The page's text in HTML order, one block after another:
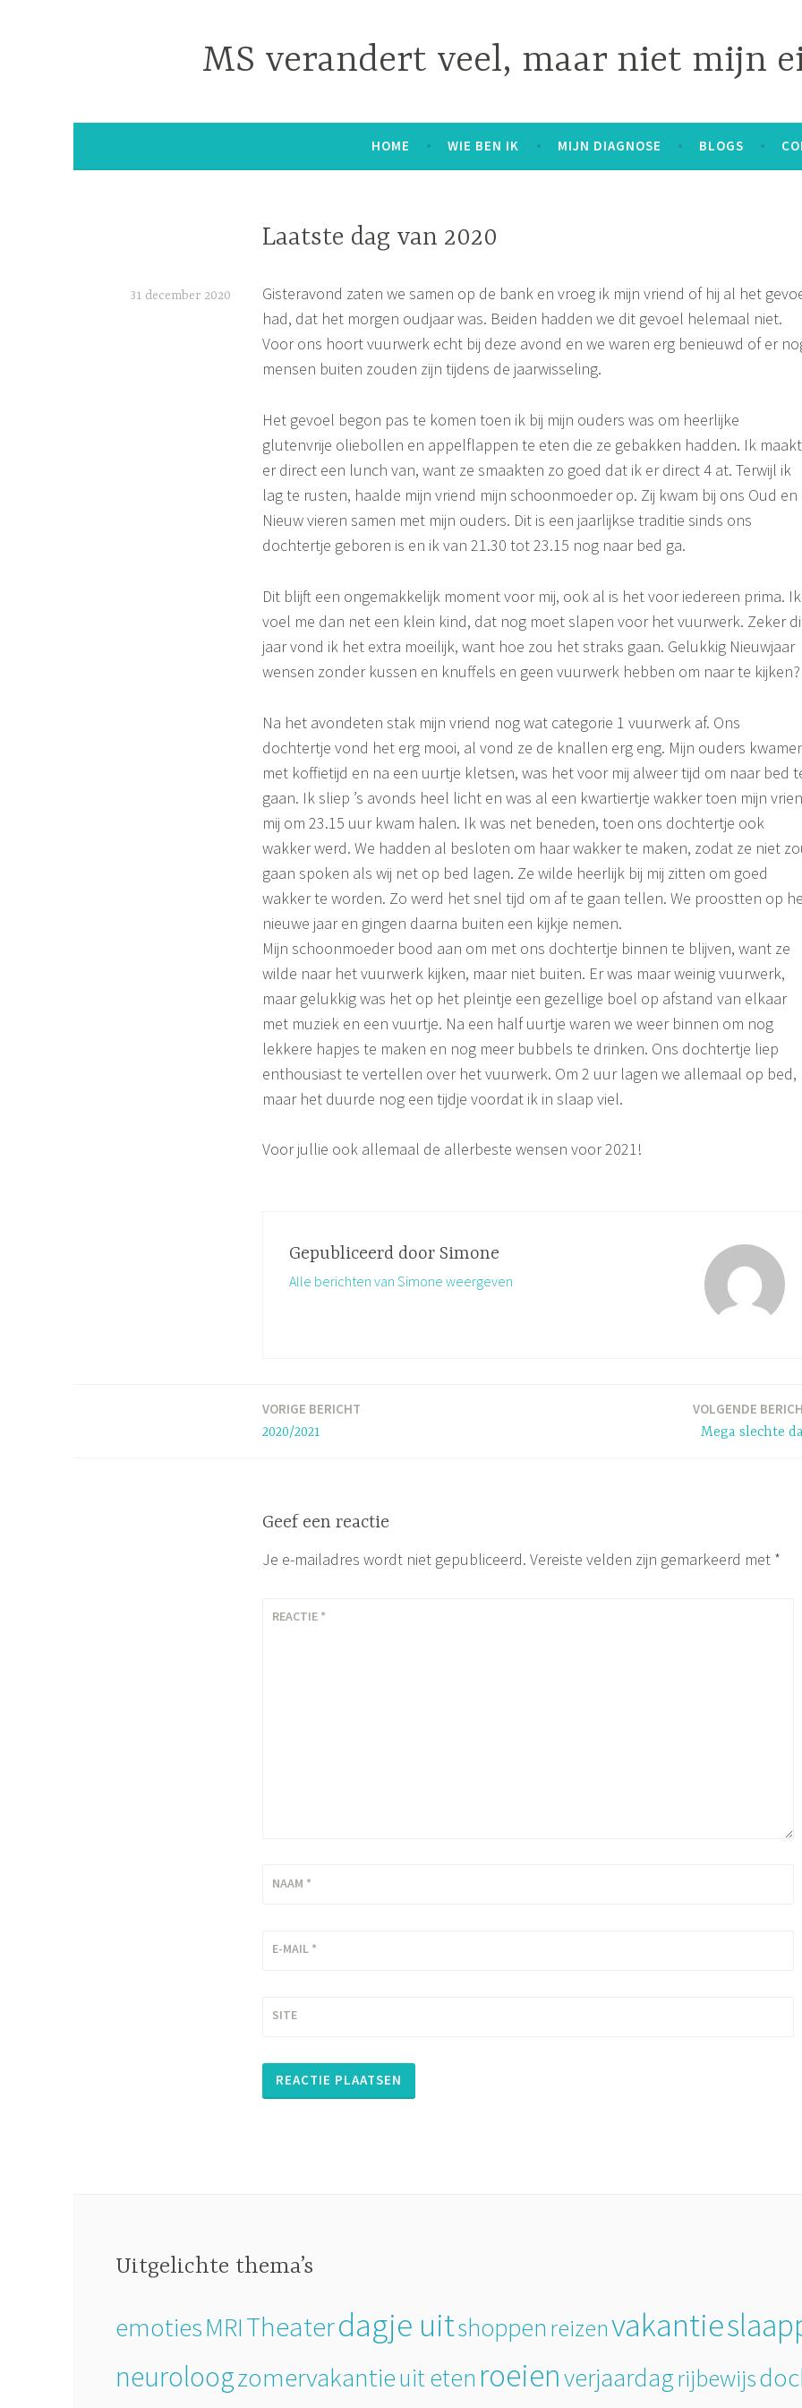
MS verandert veel, maar niet mijn
HOME WIE BEN IK MIJN DIAGNOSE BLOGS
Laatste dag van 2020
31 december 2020
Gisteravond zaten we samen op de bank en vroeg ik mijn vriend of hij al het
had, dat het morgen oudjaar was. Beiden hadden we dit gevoel helemaal niet.
Voor ons hoort vuurwerk echt bij deze avond en we waren erg benieuwd of er
mensen buiten zouden zijn tijdens de jaarwisseling.
Het gevoel begon pas te komen toen ik bij mijn ouders was om heerlijke
glutenvrije oliebollen en appelflappen te eten die ze gebakken hadden. Ik
er direct een lunch van, want ze smaakten zo goed dat ik er direct 4 at. Terwijl ik
lag te rusten, haalde mijn vriend mijn schoonmoeder op. Zij kwam bij ons Oud en
Nieuw vieren samen met mijn ouders. Dit is een jaarlijkse traditie sinds ons
dochtertje geboren is en ik van 21.30 tot 23.15 nog naar bed ga.
Dit blijft een ongemakkelijk moment voor mij, ook al is het voor iedereen prima. Ik
voel me dan net een klein kind, dat nog moet slapen voor het vuurwerk. Zeker
jaar vond ik het extra moeilijk, want hoe zou het straks gaan. Gelukkig Nieuwjaar
wensen zonder kussen en knuffels en geen vuurwerk hebben om naar te kijken?
Na het avondeten stak mijn vriend nog wat categorie 1 vuurwerk af. Ons
dochtertje vond het erg mooi, al vond ze de knallen erg eng. Mijn ouders
met koffietijd en na een uurtje kletsen, was het voor mij alweer tijd om naar bed
gaan. Ik sliep ’s avonds heel licht en was al een kwartiertje wakker toen mijn
mij om 23.15 uur kwam halen. Ik was net beneden, toen ons dochtertje ook
wakker werd. We hadden al besloten om haar wakker te maken, zodat ze niet
gaan spoken als wij net op bed lagen. Ze wilde heerlijk bij mij zitten om goed
wakker te worden. Zo werd het snel tijd om af te gaan tellen. We proostten op
nieuwe jaar en gingen daarna buiten een kijkje nemen.
Mijn schoonmoeder bood aan om met ons dochtertje binnen te blijven, want ze
wilde naar het vuurwerk kijken, maar niet buiten. Er was maar weinig vuurwerk,
maar gelukkig was het op het pleintje een gezellige boel op afstand van elkaar
met muziek en een vuurtje. Na een half uurtje waren we weer binnen om nog
lekkere hapjes te maken en nog meer bubbels te drinken. Ons dochtertje liep
enthousiast te vertellen over het vuurwerk. Om 2 uur lagen we allemaal op bed,
maar het duurde nog een tijdje voordat ik in slaap viel.
Voor jullie ook allemaal de allerbeste wensen voor 2021!
Gepubliceerd door Simone
Alle berichten van Simone weergeven
VORIGE BERICHT
2020/2021
VOLGENDE
Mega slechte
Geef een reactie
Je e-mailadres wordt niet gepubliceerd. Vereiste velden zijn gemarkeerd met *
REACTIE *
NAAM *
E-MAIL *
SITE
Uitgelichte thema’s
emotiesMRITheaterdagje uitshoppen reizenvakantie
neuroloogzomervakantieuit eten roeienverjaardagrijbewijs